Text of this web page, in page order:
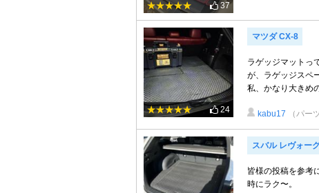
37
24
マツダ CX-8
ラゲッジマットっ
が、ラゲッジスペ
私、かなり大きめ
kabu17 （パー
スバル レヴォー
皆様の投稿を参考
時にラク〜。